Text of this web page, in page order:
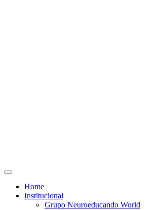
Home
Institucional
Grupo Neuroeducando World